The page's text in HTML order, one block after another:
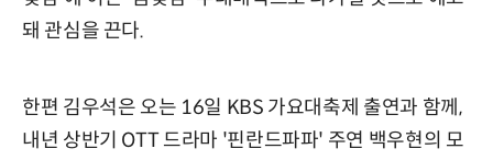
돼 관심을 끈다.
한편 김우석은 오는 16일 KBS 가요대축제 출연과 함께,
내년 상반기 OTT 드라마 '핀란드파파' 주연 백우현의 모